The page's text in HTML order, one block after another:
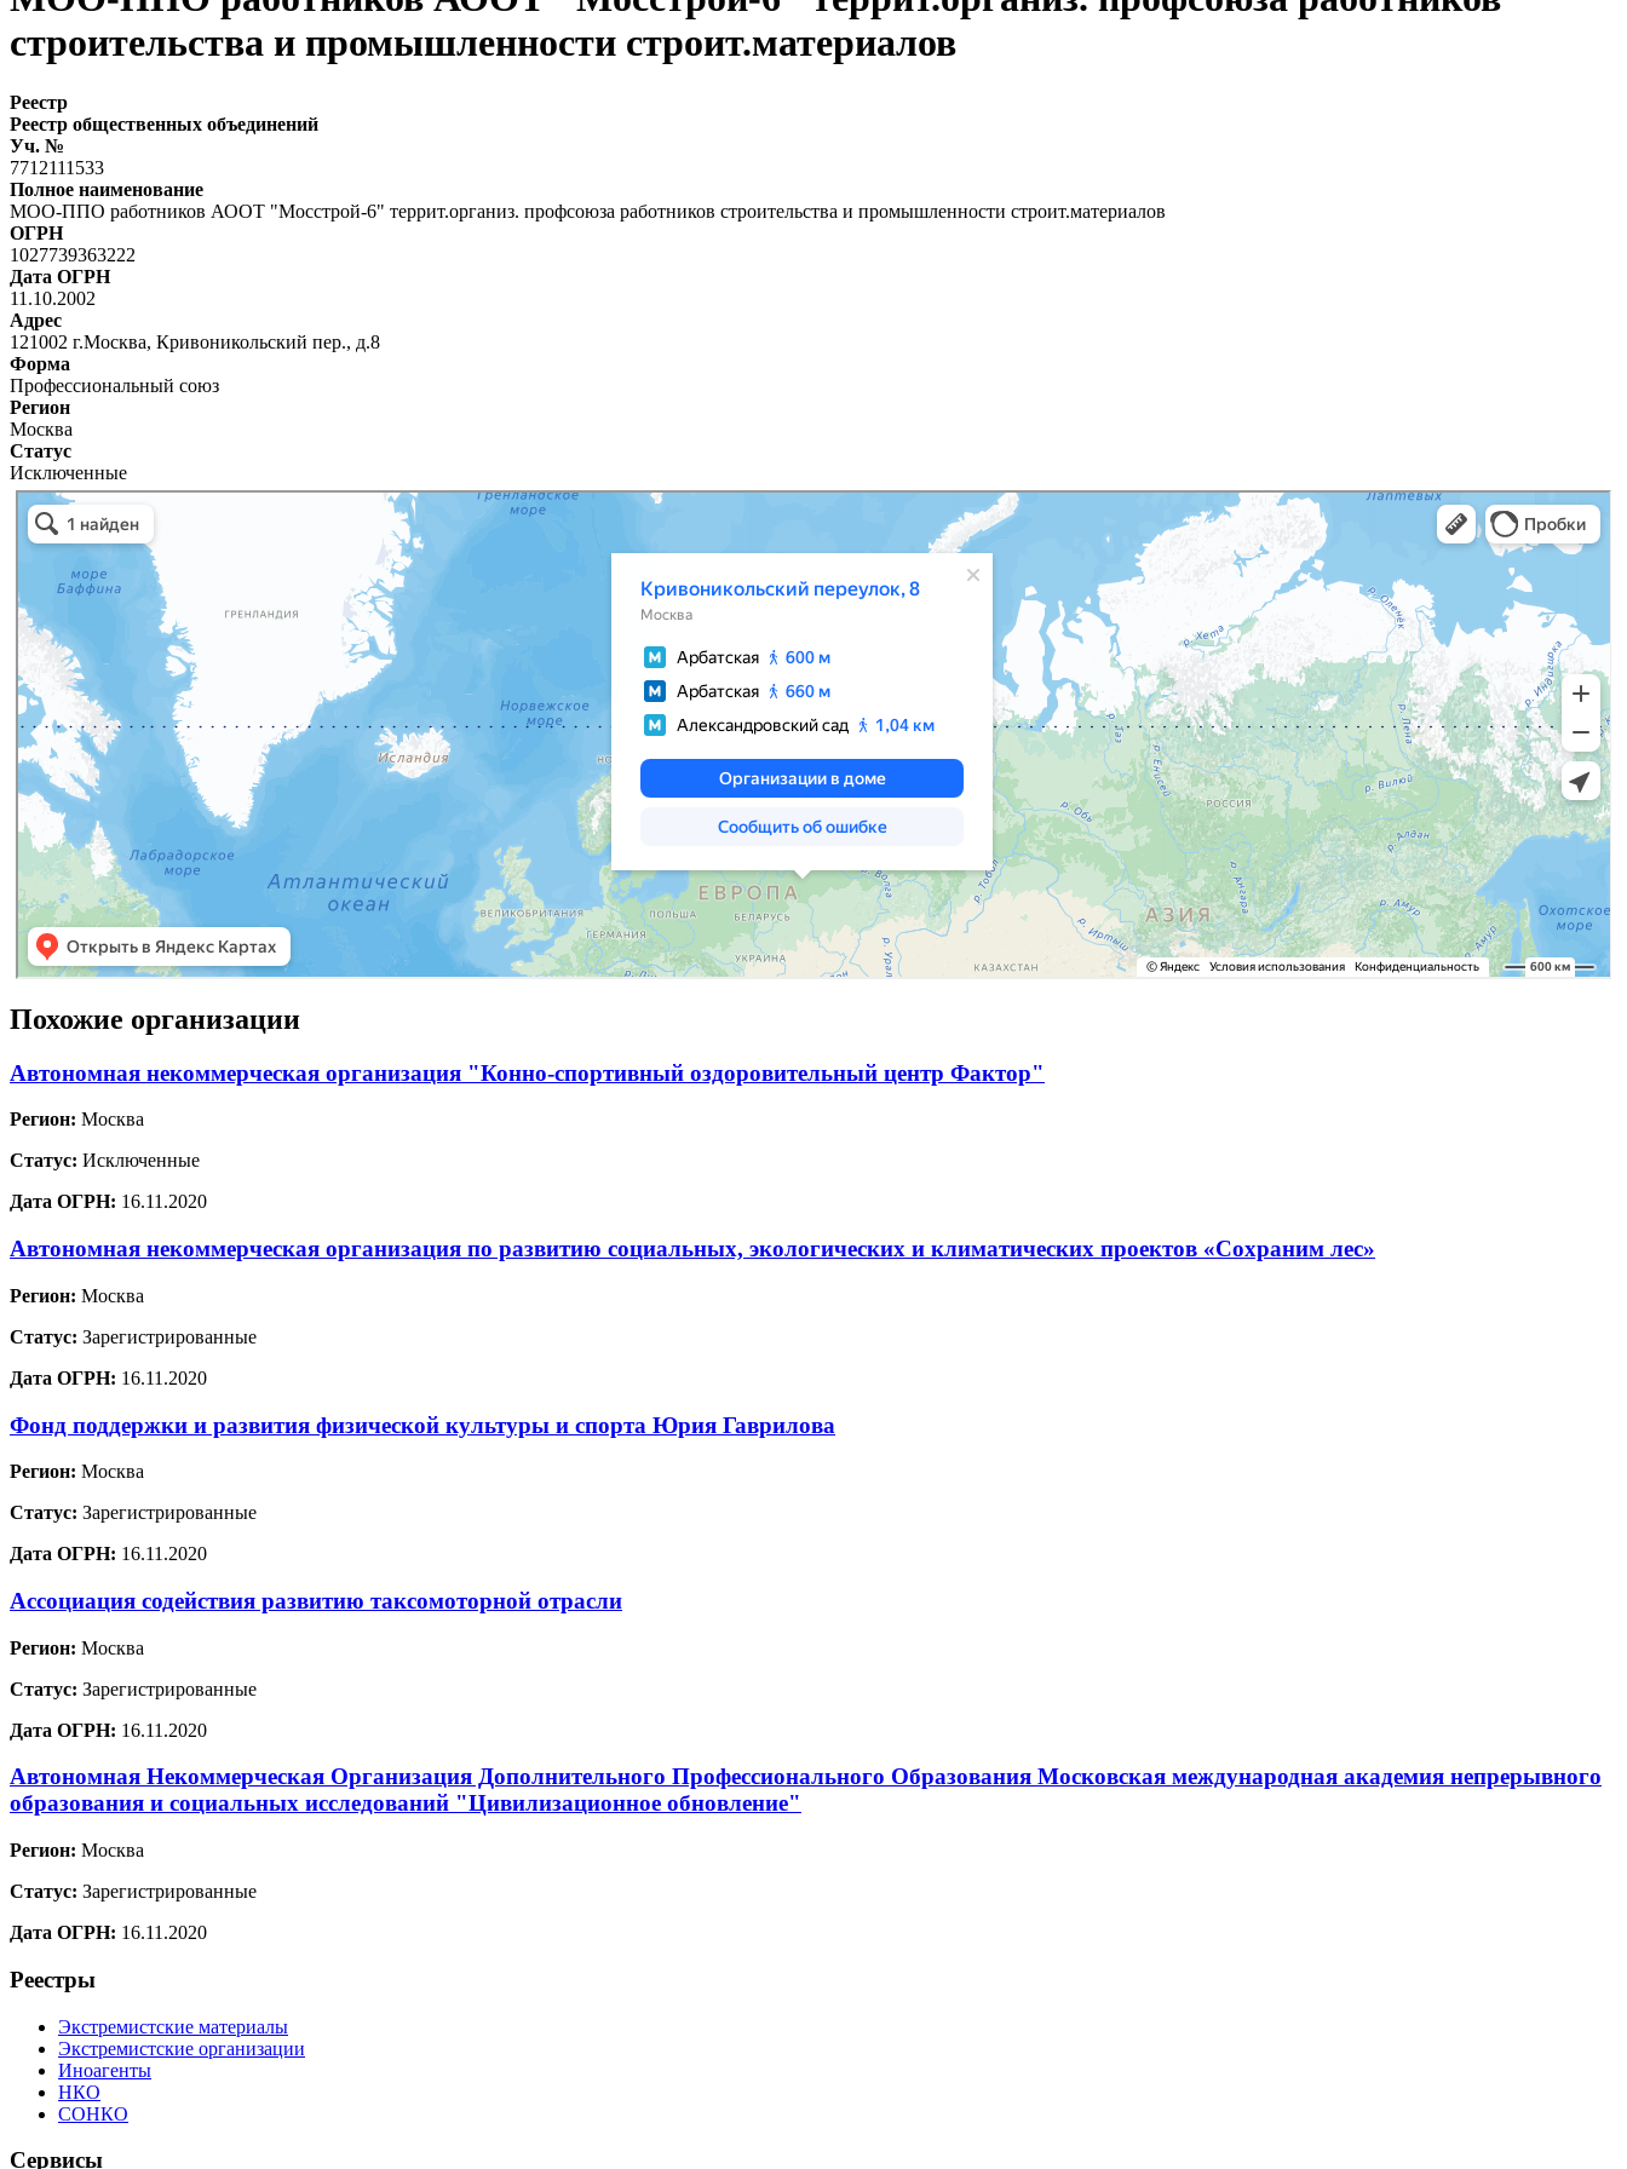
строительства и промышленности строит.материалов
Реестр
Реестр общественных объединений
Уч. №
7712111533
Полное наименование
МОО-ППО работников АООТ "Мосстрой-6" террит.организ. профсоюза работников строительства и промышленности строит.материалов
ОГРН
1027739363222
Дата ОГРН
11.10.2002
Адрес
121002 г.Москва, Кривоникольский пер., д.8
Форма
Профессиональный союз
Регион
Москва
Статус
Исключенные
Похожие организации
Автономная некоммерческая организация "Конно-спортивный оздоровительный центр Фактор"
Регион: Москва
Статус: Исключенные
Дата ОГРН: 16.11.2020
Автономная некоммерческая организация по развитию социальных, экологических и климатических проектов «Сохраним лес»
Регион: Москва
Статус: Зарегистрированные
Дата ОГРН: 16.11.2020
Фонд поддержки и развития физической культуры и спорта Юрия Гаврилова
Регион: Москва
Статус: Зарегистрированные
Дата ОГРН: 16.11.2020
Ассоциация содействия развитию таксомоторной отрасли
Регион: Москва
Статус: Зарегистрированные
Дата ОГРН: 16.11.2020
Автономная Некоммерческая Организация Дополнительного Профессионального Образования Московская международная академия непрерывного
образования и социальных исследований "Цивилизационное обновление"
Регион: Москва
Статус: Зарегистрированные
Дата ОГРН: 16.11.2020
Реестры
Экстремистские материалы
Экстремистские организации
Иноагенты
НКО
СОНКО
Сервисы